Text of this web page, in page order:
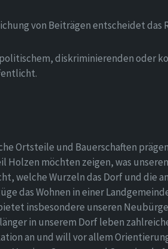
von Beiträgen entscheidet das
diskriminierenden oder
Ortsteile und Bauerschaften
Holzen möchten zeigen, was
welche Wurzeln das Dorf und die
das Wohnen in einer
insbesondere unseren
in unserem Dorf leben
an und will vor allem